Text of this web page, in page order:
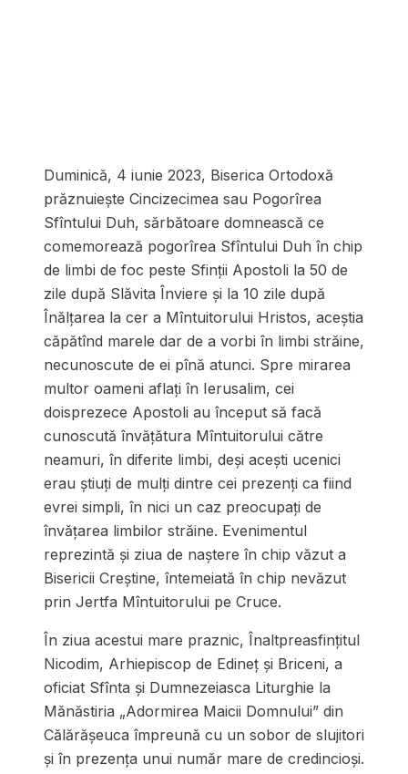
Duminică, 4 iunie 2023, Biserica Ortodoxă
prăznuiește Cincizecimea sau Pogorîrea
Sfîntului Duh, sărbătoare domnească ce
comemorează pogorîrea Sfîntului Duh în chip
de limbi de foc peste Sfinții Apostoli la 50 de
zile după Slăvita Înviere și la 10 zile după
Înălțarea la cer a Mîntuitorului Hristos, aceștia
căpătînd marele dar de a vorbi în limbi străine,
necunoscute de ei pînă atunci. Spre mirarea
multor oameni aflați în Ierusalim, cei
doisprezece Apostoli au început să facă
cunoscută învățătura Mîntuitorului către
neamuri, în diferite limbi, deși acești ucenici
erau știuți de mulți dintre cei prezenți ca fiind
evrei simpli, în nici un caz preocupați de
învățarea limbilor străine. Evenimentul
reprezintă și ziua de naștere în chip văzut a
Bisericii Creștine, întemeiată în chip nevăzut
prin Jertfa Mîntuitorului pe Cruce.
În ziua acestui mare praznic, Înaltpreasfințitul
Nicodim, Arhiepiscop de Edineț și Briceni, a
oficiat Sfînta și Dumnezeiasca Liturghie la
Mănăstiria „Adormirea Maicii Domnului” din
Călărășeuca împreună cu un sobor de slujitori
și în prezența unui număr mare de credincioși.